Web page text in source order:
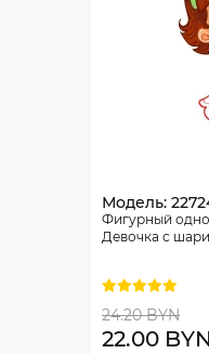
Модель:
Фигурный
Девочка с
24.20 BYN
22.00